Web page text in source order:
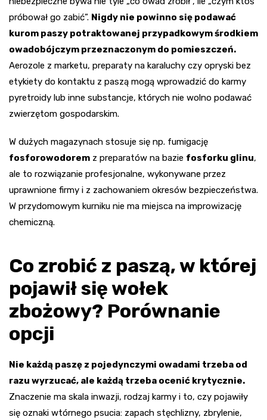
próbował go zabić”. Nigdy nie powinno się podawać
kurom paszy potraktowanej przypadkowym środkiem
owadobójczym przeznaczonym do pomieszczeń.
Aerozole z marketu, preparaty na karaluchy czy opryski bez
etykiety do kontaktu z paszą mogą wprowadzić do karmy
pyretroidy lub inne substancje, których nie wolno podawać
zwierzętom gospodarskim.
W dużych magazynach stosuje się np. fumigację
fosforowodorem z preparatów na bazie fosforku glinu,
ale to rozwiązanie profesjonalne, wykonywane przez
uprawnione firmy i z zachowaniem okresów bezpieczeństwa.
W przydomowym kurniku nie ma miejsca na improwizację
chemiczną.
Co zrobić z paszą, w której
pojawił się wołek
zbożowy? Porównanie
opcji
Nie każdą paszę z pojedynczymi owadami trzeba od
razu wyrzucać, ale każdą trzeba ocenić krytycznie.
Znaczenie ma skala inwazji, rodzaj karmy i to, czy pojawiły
się oznaki wtórnego psucia: zapach stęchlizny, zbrylenie,